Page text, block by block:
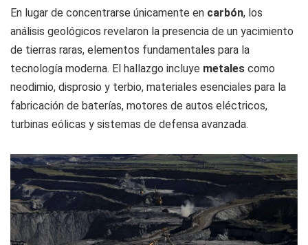
En lugar de concentrarse únicamente en carbón, los
análisis geológicos revelaron la presencia de un yacimiento
de tierras raras, elementos fundamentales para la
tecnología moderna. El hallazgo incluye metales como
neodimio, disprosio y terbio, materiales esenciales para la
fabricación de baterías, motores de autos eléctricos,
turbinas eólicas y sistemas de defensa avanzada.